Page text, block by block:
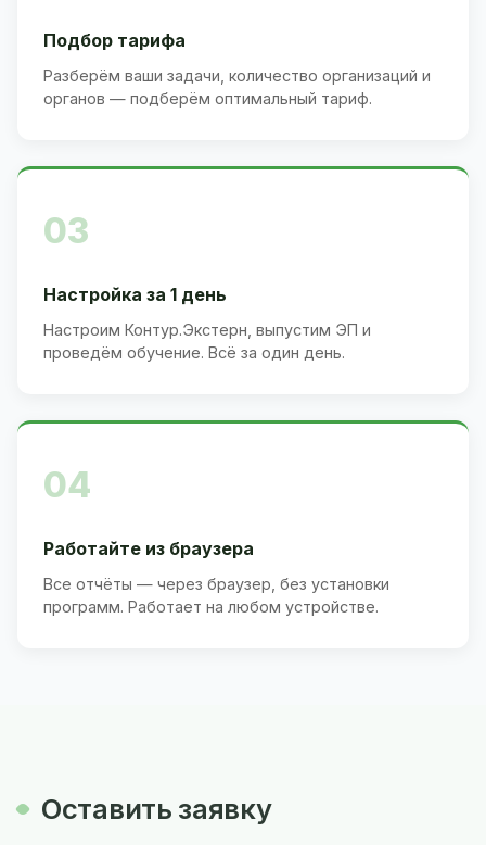
Подбор тарифа
Разберём ваши задачи, количество организаций и
органов — подберём оптимальный тариф.
03
Настройка за 1 день
Настроим Контур.Экстерн, выпустим ЭП и
проведём обучение. Всё за один день.
04
Работайте из браузера
Все отчёты — через браузер, без установки
программ. Работает на любом устройстве.
Оставить заявку